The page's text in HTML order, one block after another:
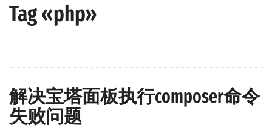
Tag «php»
解决宝塔面板执行composer命令
失败问题